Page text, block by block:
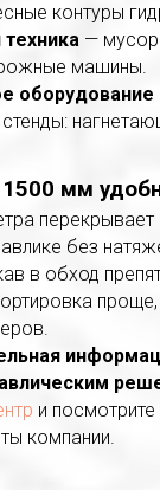
контуры
—
машины.
оборудование
мм
без
в обход
и
компании.